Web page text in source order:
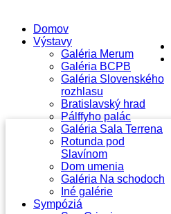
Domov
Výstavy
Galéria Merum
Galéria BCPB
Galéria Slovenského
rozhlasu
Bratislavský hrad
Pálffyho palác
Galéria Sala Terrena
Rotunda pod
Slavínom
Dom umenia
Galéria Na schodoch
Iné galérie
Sympóziá